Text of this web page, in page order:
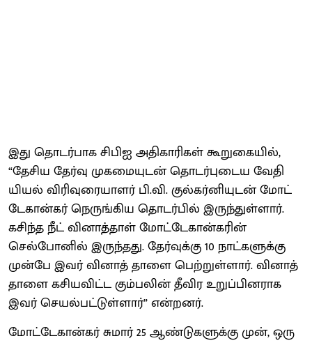
இது தொடர்​பாக சிபிஐ அதி​காரி​கள் கூறுகை​யில்,
“தேசிய தேர்வு முகமை​யுடன் தொடர்​புடைய வேதி​
யியல் விரிவுரை​யாளர் பி.​வி. குல்​கர்​னி​யுடன் மோட்​
டே​கான்​கர் நெருங்​கிய தொடர்​பில் இருந்துள்​ளார்.
கசிந்த நீட் வினாத்​தாள் மோட்​டே​கான்​கரின்
செல்போனில் இருந்​தது. தேர்​வுக்கு 10 நாட்​களுக்கு
முன்பே இவர் வினாத் தாளை பெற்​றுள்​ளார். வினாத்​
தாளை கசி​ய​விட்ட கும்பலின் தீவிர உறுப்​பின​ராக
இவர் செயல்​பட்​டுள்​ளார்” என்றனர்.
மோட்​டே​கான்​கர் சுமார் 25 ஆண்​டு​களுக்கு முன், ஒரு